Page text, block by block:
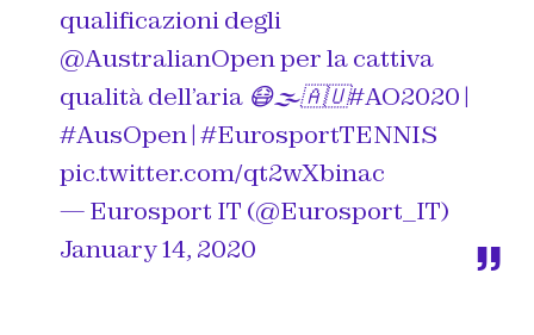
qualificazioni degli
@AustralianOpenper la cattiva
qualità dell’aria 😷🌫️🇦🇺#AO2020|
#AusOpen|#EurosportTENNIS
pic.twitter.com/qt2wXbinac
— Eurosport IT (@Eurosport_IT)
January 14, 2020